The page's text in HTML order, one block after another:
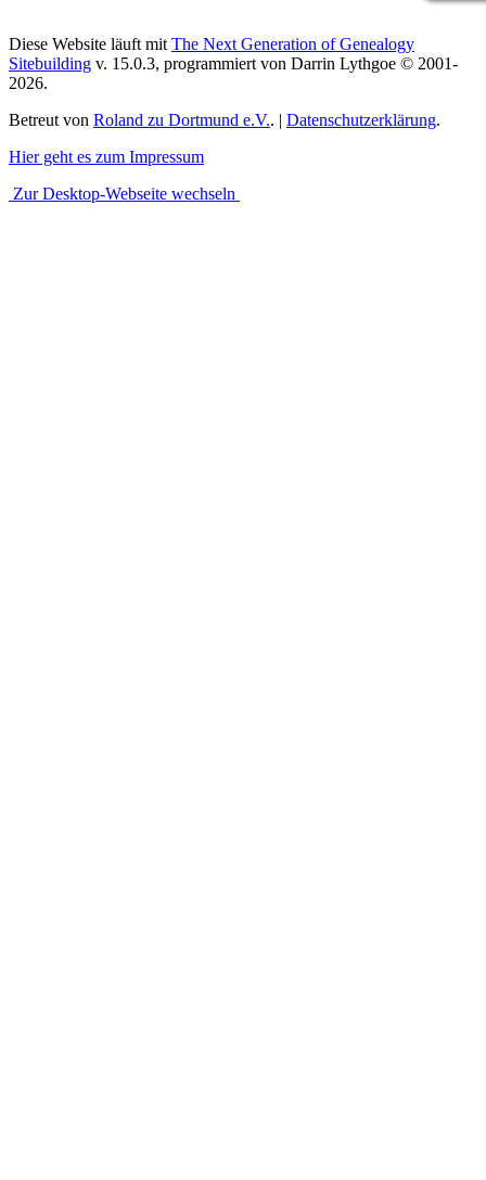
Diese Website läuft mit The Next Generation of Genealogy
Sitebuilding v. 15.0.3, programmiert von Darrin Lythgoe © 2001-
2026.
Betreut von Roland zu Dortmund e.V.. | Datenschutzerklärung.
Hier geht es zum Impressum
Zur Desktop-Webseite wechseln